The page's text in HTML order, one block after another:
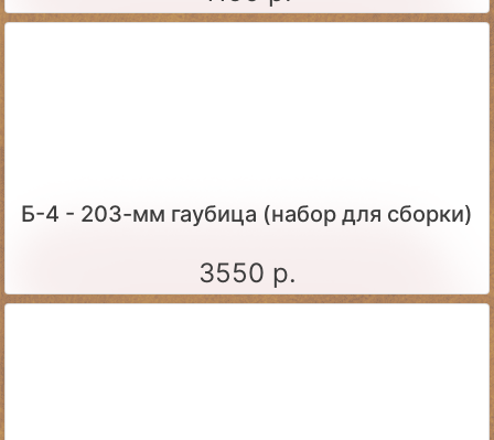
Б-4 - 203-мм гаубица (набор для сборки)
3550 р.